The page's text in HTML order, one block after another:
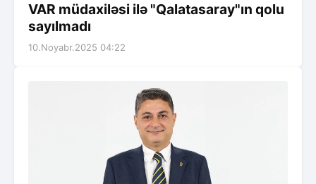
VAR müdaxiləsi ilə "Qalatasaray"ın qolu
sayılmadı
10.Noyabr.2025 04:22